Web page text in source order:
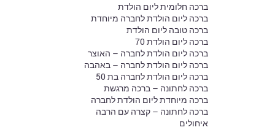
ברכה חלומית ליום הולדת
ברכה ליום הולדת לחברה מיוחדת
ברכה טובה ליום הולדת
ברכה ליום הולדת 70
ברכה ליום הולדת לחברה – האוצר
ברכה ליום הולדת לחברה – באהבה
ברכה ליום הולדת לחברה בת 50
ברכה לחתונה – ברכה מרגשת
ברכה מיוחדת ליום הולדת לחברה
ברכה לחתונה – קצרה עם הרבה
איחולים